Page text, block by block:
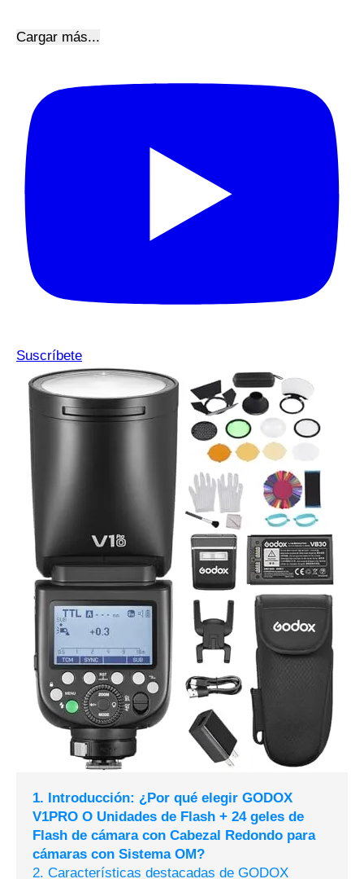
Cargar más...
Suscríbete
1. Introducción: ¿Por qué elegir GODOX
V1PRO O Unidades de Flash + 24 geles de
Flash de cámara con Cabezal Redondo para
cámaras con Sistema OM?
2. Características destacadas de GODOX